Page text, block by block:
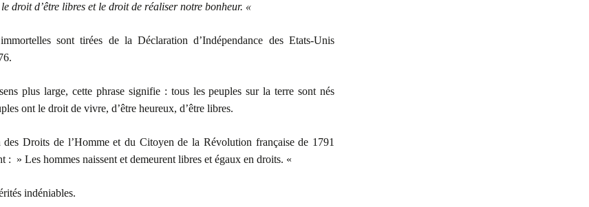
droit d’être libres et le droit de réaliser notre bonheur. «
sont tirées de la Déclaration d’Indépendance des Etats-Unis
plus large, cette phrase signifie : tous les peuples sur la terre sont nés
ont le droit de vivre, d’être heureux, d’être libres.
Droits de l’Homme et du Citoyen de la Révolution française de 1791
: » Les hommes naissent et demeurent libres et égaux en droits. «
indéniables.